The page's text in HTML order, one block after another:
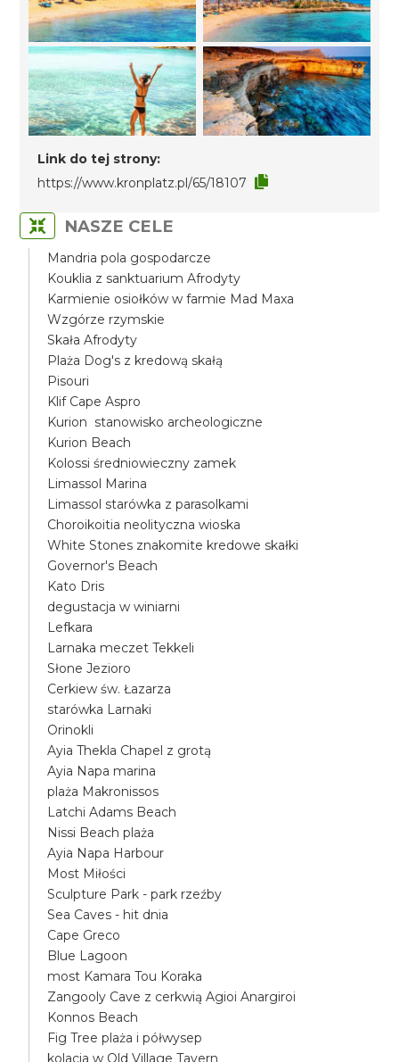
Link do tej strony:
https://www.kronplatz.pl/65/18107
NASZE CELE
Mandria pola gospodarcze
Kouklia z sanktuarium Afrodyty
Karmienie osiołków w farmie Mad Maxa
Wzgórze rzymskie
Skała Afrodyty
Plaża Dog's z kredową skałą
Pisouri
Klif Cape Aspro
Kurion stanowisko archeologiczne
Kurion Beach
Kolossi średniowieczny zamek
Limassol Marina
Limassol starówka z parasolkami
Choroikoitia neolityczna wioska
White Stones znakomite kredowe skałki
Governor's Beach
Kato Dris
degustacja w winiarni
Lefkara
Larnaka meczet Tekkeli
Słone Jezioro
Cerkiew św. Łazarza
starówka Larnaki
Orinokli
Ayia Thekla Chapel z grotą
Ayia Napa marina
plaża Makronissos
Latchi Adams Beach
Nissi Beach plaża
Ayia Napa Harbour
Most Miłości
Sculpture Park - park rzeźby
Sea Caves - hit dnia
Cape Greco
Blue Lagoon
most Kamara Tou Koraka
Zangooly Cave z cerkwią Agioi Anargiroi
Konnos Beach
Fig Tree plaża i półwysep
kolacja w Old Village Tavern